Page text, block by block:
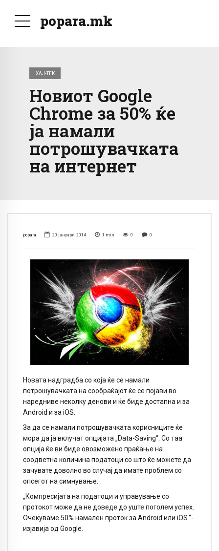
popara.mk
ХАЈ-ТЕК
Новиот Google
Chrome за 50% ќе
ја намали
потрошувачката
на интернет
popara 20 јануари, 2014 1 min 0 0
Новата надградба со која ќе се намали
потрошувачката на сообраќајот ќе се појави во
наредниве неколку денови и ќе биде достапна и за
Android и за iOS.
За да се намали потрошувачката корисниците ќе
мора да ја вклучат опцијата „Data-Saving“. Со таа
опција ќе ви биде овозможено праќање на
соодветна количина податоци со што ќе можете да
зачувате доволно во случај да имате проблем со
опсегот на симнување.
„Компресијата на податоци и управување со
протокот може да не доведе до уште поголем успех.
Очекуваме 50% намален проток за Android или iOS.“-
изјавија од Google.